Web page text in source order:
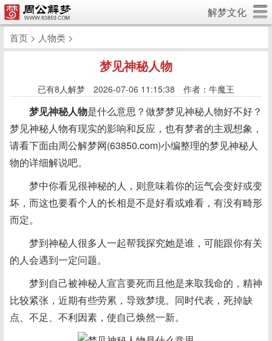
解梦文化
首页 > 人物类 >
梦见神秘人物
已有8人解梦 2026-07-06 11:15:38 作者：牛魔王
梦见神秘人物是什么意思？做梦梦见神秘人物好不好？
梦见神秘人物有现实的影响和反应，也有梦者的主观想象，
请看下面由周公解梦网(63850.com)小编整理的梦见神秘人
物的详细解说吧。
梦中你看见很神秘的人，则意味着你的运气会变好或变
坏，而这也要看个人的长相是不是好看或难看，有没有畸形
而定。
梦到神秘人很多人一起帮我探究她是谁，可能跟你有关
的人会遇到一定问题。
梦到自己被神秘人宣言要死而且他是来取我命的，精神
比较紧张，近期有些劳累，导致梦境。同时代表，死掉缺
点、不足、不利因素，使自己焕然一新。